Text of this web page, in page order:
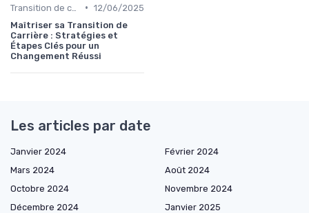
• 12/06/2025
Maîtriser sa Transition de
Carrière : Stratégies et
Étapes Clés pour un
Changement Réussi
Les articles par date
Janvier 2024
Février 2024
Mars 2024
Août 2024
Octobre 2024
Novembre 2024
Décembre 2024
Janvier 2025